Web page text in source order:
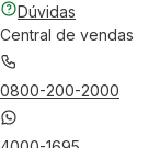
Dúvidas
Central de vendas
0800-200-2000